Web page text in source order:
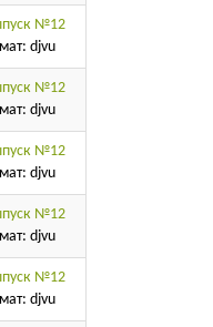
№12
djvu
№12
djvu
№12
djvu
№12
djvu
№12
djvu